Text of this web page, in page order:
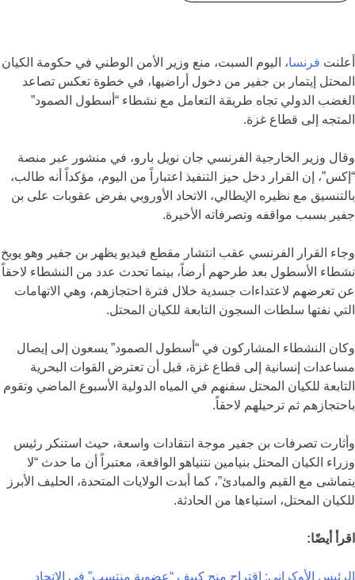
أعلنت فرنسا، اليوم السبت، منع وزير الأمن الوطني في حكومة الكيان
المحتل إيتمار بن جفير من دخول أراضيها، في خطوة تعكس تصاعد
الغضب الدولي تجاه طريقة التعامل مع نشطاء “أسطول الصمود”
المتجه إلى قطاع غزة.
وقال وزير الخارجية الفرنسي جان نويل بارو، في منشور عبر منصة
“إكس”، إن القرار دخل حيز التنفيذ اعتباراً من اليوم، مؤكداً أنه طالب،
بالتنسيق مع نظيره الإيطالي، الاتحاد الأوروبي بفرض عقوبات على بن
جفير بسبب مواقفه وتصرفاته الأخيرة.
وجاء القرار الفرنسي عقب انتشار مقطع فيديو يظهر بن جفير وهو يوبخ
نشطاء الأسطول بعد طرحهم أرضاً، بينما تحدث عدد من النشطاء لاحقاً
عن تعرضهم لاعتداءات جسدية خلال فترة احتجازهم، وهي الاتهامات
التي نفتها سلطات السجون التابعة للكيان المحتل.
وكان النشطاء المشاركون في “أسطول الصمود” يسعون إلى إيصال
مساعدات إنسانية إلى قطاع غزة، قبل أن تعترض القوات البحرية
التابعة للكيان المحتل سفنهم في المياه الدولية الأسبوع الماضي وتقوم
باحتجازهم ثم ترحيلهم لاحقاً.
وأثارت تصرفات بن جفير موجة انتقادات واسعة، حيث استنكر رئيس
وزراء الكيان المحتل بنيامين نتنياهو الواقعة، معتبراً أن ما حدث “لا
يتماشى مع القيم والمبادئ”، كما أبدت الولايات المتحدة، الحليف الأبرز
للكيان المحتل، استياءها من الحادثة.
اقرأ أيضًا:
الرئيس الأوكراني: اقتراح منح كييف “عضوية منتسب” في الاتحاد